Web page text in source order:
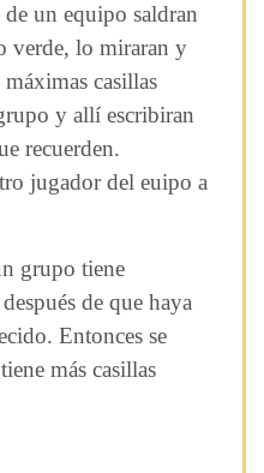
un equipo saldran
verde, lo miraran y
casillas
y allí escribiran
recuerden.
jugador del euipo a
grupo tiene
de que haya
Entonces se
más casillas